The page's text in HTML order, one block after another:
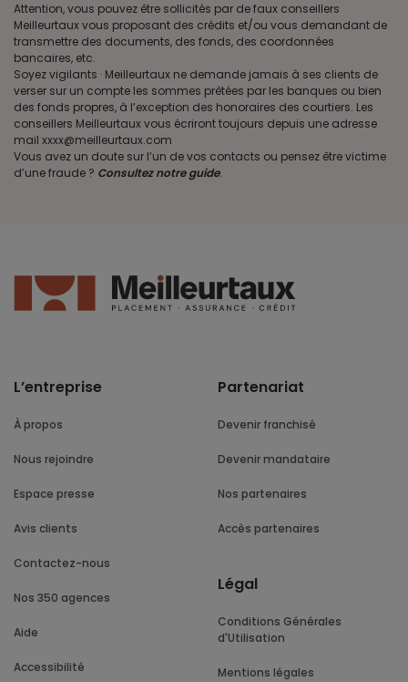
Attention, vous pouvez être sollicités par de faux conseillers
Meilleurtaux vous proposant des crédits et/ou vous demandant de
transmettre des documents, des fonds, des coordonnées
bancaires, etc.
Soyez vigilants · Meilleurtaux ne demande jamais à ses clients de
verser sur un compte les sommes prêtées par les banques ou bien
des fonds propres, à l’exception des honoraires des courtiers. Les
conseillers Meilleurtaux vous écriront toujours depuis une adresse
mail xxxx@meilleurtaux.com
Vous avez un doute sur l’un de vos contacts ou pensez être victime
d’une fraude ? Consultez notre guide.
L’entreprise
À propos
Nous rejoindre
Espace presse
Avis clients
Contactez-nous
Nos 350 agences
Aide
Accessibilité
Partenariat
Devenir franchisé
Devenir mandataire
Nos partenaires
Accès partenaires
Légal
Conditions Générales
d'Utilisation
Mentions légales